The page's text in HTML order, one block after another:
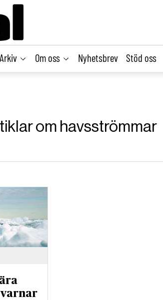
Arkiv Om oss Nyhetsbrev Stöd oss
om havsströmmar
varnar